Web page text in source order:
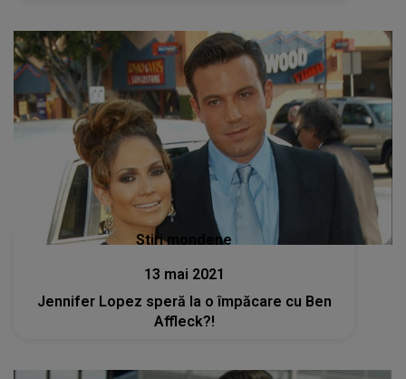
Stiri mondene
13 mai 2021
Jennifer Lopez speră la o împăcare cu Ben
Affleck?!